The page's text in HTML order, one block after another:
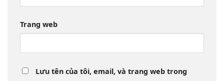
Trang web
Lưu tên của tôi, email, và trang web trong